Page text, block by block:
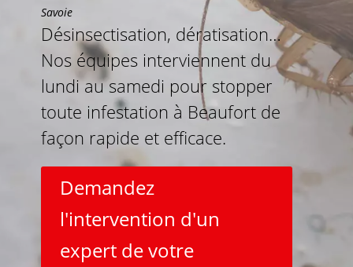
Savoie
Désinsectisation, dératisation…
Nos équipes interviennent du
lundi au samedi pour stopper
toute infestation à Beaufort de
façon rapide et efficace.
Demandez
l'intervention d'un
expert de votre